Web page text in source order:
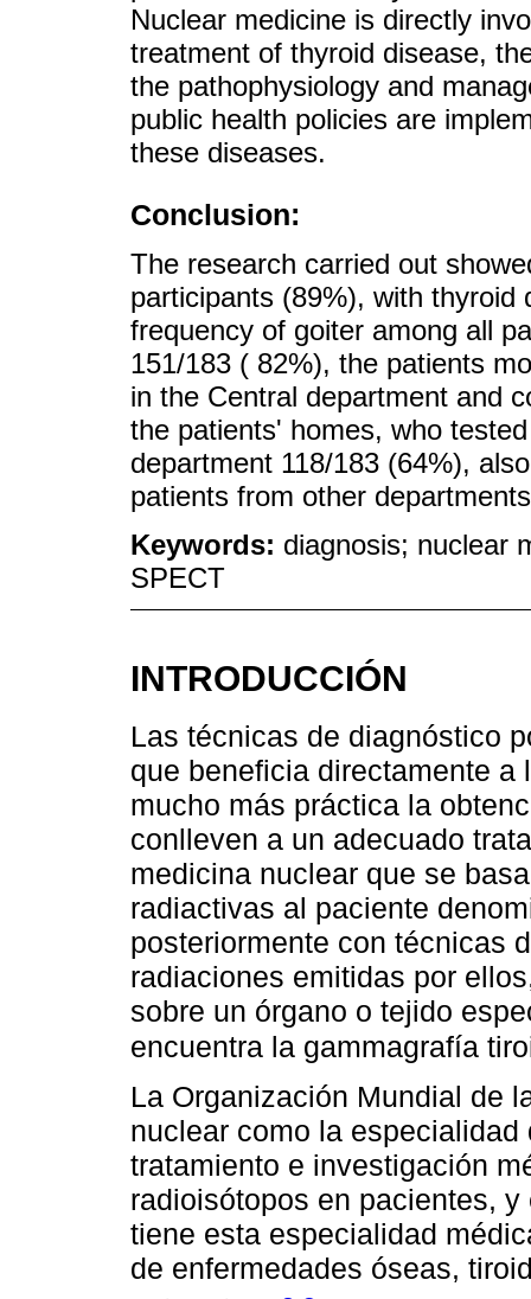
Nuclear medicine is directly
treatment of thyroid disease,
the pathophysiology and
public health policies are
these diseases.
Conclusion:
The research carried out
participants (89%), with
frequency of goiter among all
151/183 ( 82%), the patients
in the Central department and
the patients' homes, who
department 118/183 (64%),
patients from other
Keywords: diagnosis; nuclear
SPECT
INTRODUCCIÓN
Las técnicas de diagnóstico
que beneficia directamente
mucho más práctica la
conlleven a un adecuado
medicina nuclear que se
radiactivas al paciente
posteriormente con técnicas
radiaciones emitidas por
sobre un órgano o tejido
encuentra la gammagrafía
La Organización Mundial de
nuclear como la
tratamiento e investigación
radioisótopos en pacientes,
tiene esta especialidad
de enfermedades óseas,